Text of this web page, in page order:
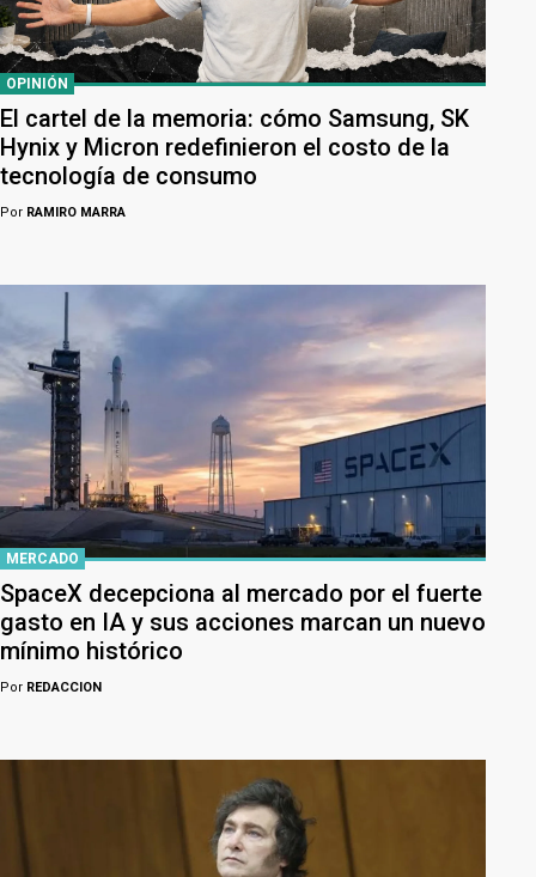
OPINIÓN
El cartel de la memoria: cómo Samsung, SK
Hynix y Micron redefinieron el costo de la
tecnología de consumo
Por RAMIRO MARRA
MERCADO
SpaceX decepciona al mercado por el fuerte
gasto en IA y sus acciones marcan un nuevo
mínimo histórico
Por REDACCION